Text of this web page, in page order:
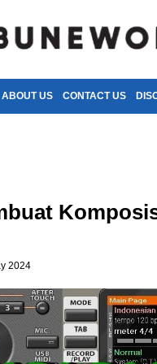
ABOUT US CONTACT US
2024